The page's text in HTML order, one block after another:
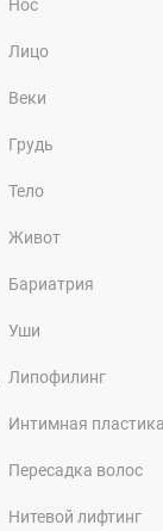
Нос
Лицо
Веки
Грудь
Тело
Живот
Бариатрия
Уши
Липофилинг
Интимная пластика
Пересадка волос
Нитевой лифтинг